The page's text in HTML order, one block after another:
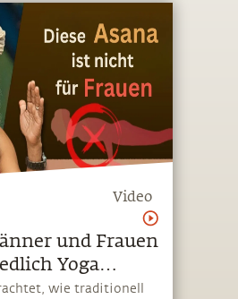
Video
und Frauen
Yoga
wie traditionell